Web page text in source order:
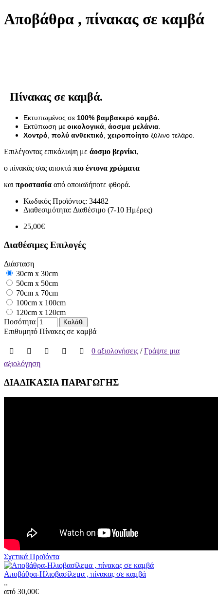
Αποβάθρα , πίνακας σε καμβά
Πίνακας σε καμβά.
Εκτυπωμένος σε 100% βαμβακερό καμβά.
Εκτύπωση με οικολογικά άοσμα μελάνια
Χοντρό πολύ ανθεκτικό χειροποίητο ξύλινο τελάρο.
Επιλέγοντας επικάλυψη με άοσμο βερνίκι,
ο πίνακάς σας αποκτά πιο έντονα χρώματα
και προστασία από οποιαδήποτε φθορά.
Κωδικός Προϊόντος: 34482
Διαθεσιμότητα: Διαθέσιμο (7-10 Ημέρες)
25,00€
Διαθέσιμες Επιλογές
Διάσταση
30cm x 30cm
50cm x 50cm
70cm x 70cm
100cm x 100cm
120cm x 120cm
Ποσότητα
Καλάθι
Επιθυμητό Πίνακες σε καμβά
0 αξιολογήσεις /Γράψτε μια
αξιολόγηση
ΔΙΑΔΙΚΑΣΙΑ ΠΑΡΑΓΩΓΗΣ
Σχετικά Προϊόντα
Αποβάθρα-Ηλιοβασίλεμα , πίνακας σε καμβά
..
από 30,00€